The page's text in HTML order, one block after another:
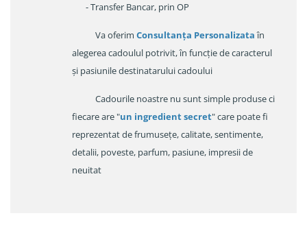
- Transfer Bancar, prin OP
Va oferim Consultanța Personalizataîn
alegerea cadoulul potrivit, în funcție de caracterul
și pasiunile destinatarului cadoului
Cadourile noastre nu sunt simple produse ci
fiecare are "un ingredient secret" care poate fi
reprezentat de frumusețe, calitate, sentimente,
detalii, poveste, parfum, pasiune, impresii de
neuitat